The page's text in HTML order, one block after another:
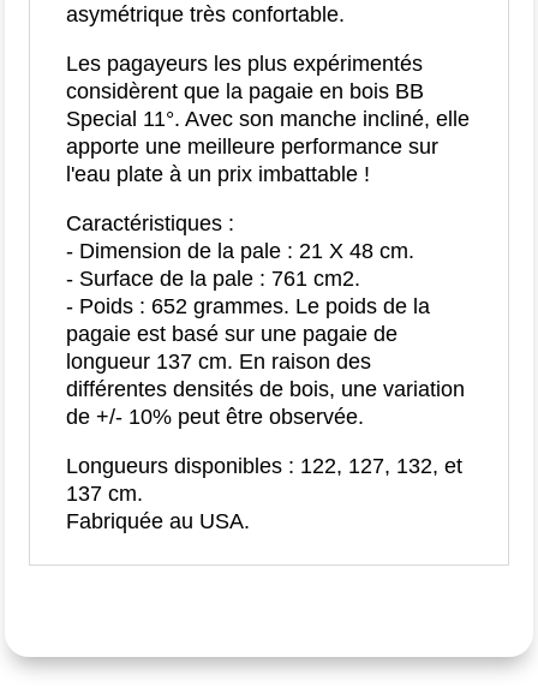
asymétrique très confortable.
Les pagayeurs les plus expérimentés
considèrent que la pagaie en bois BB
Special 11°. Avec son manche incliné, elle
apporte une meilleure performance sur
l'eau plate à un prix imbattable !
Caractéristiques :
- Dimension de la pale : 21 X 48 cm.
- Surface de la pale : 761 cm2.
- Poids : 652 grammes. Le poids de la
pagaie est basé sur une pagaie de
longueur 137 cm. En raison des
différentes densités de bois, une variation
de +/- 10% peut être observée.
Longueurs disponibles : 122, 127, 132, et
137 cm.
Fabriquée au USA.